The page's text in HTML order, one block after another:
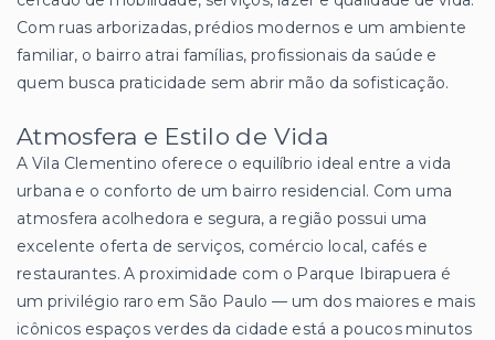
Com ruas arborizadas, prédios modernos e um ambiente
familiar, o bairro atrai famílias, profissionais da saúde e
quem busca praticidade sem abrir mão da sofisticação.
Atmosfera e Estilo de Vida
A Vila Clementino oferece o equilíbrio ideal entre a vida
urbana e o conforto de um bairro residencial. Com uma
atmosfera acolhedora e segura, a região possui uma
excelente oferta de serviços, comércio local, cafés e
restaurantes. A proximidade com o Parque Ibirapuera é
um privilégio raro em São Paulo — um dos maiores e mais
icônicos espaços verdes da cidade está a poucos minutos